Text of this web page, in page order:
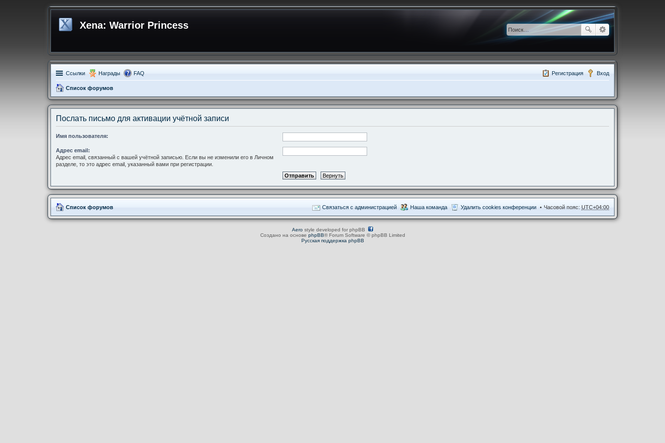
Xena: Warrior Princess
Ссылки Награды FAQ Вход
Регистрация
Список форумов
Послать письмо для активации учётной записи
Имя пользователя:
Адрес email:
Адрес email, связанный с вашей учётной записью. Если вы не изменили его в Личном
разделе, то это адрес email, указанный вами при регистрации.
Список форумов Часовой пояс: UTC+04:00
Удалить cookies конференции
Наша команда
Связаться с администрацией
Aero style developed for phpBB
Создано на основе phpBB® Forum Software © phpBB Limited
Русская поддержка phpBB